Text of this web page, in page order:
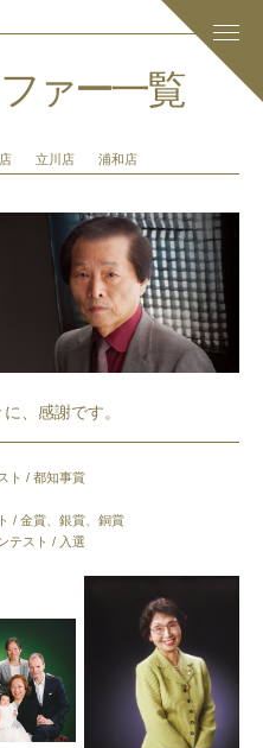
ァー一覧
立川店 浦和店
、感謝です。
ト / 都知事賞
/ 金賞、銀賞、銅賞
テスト / 入選